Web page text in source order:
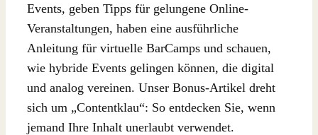
Events, geben Tipps für gelungene Online-
Veranstaltungen, haben eine ausführliche
Anleitung für virtuelle BarCamps und schauen,
wie hybride Events gelingen können, die digital
und analog vereinen. Unser Bonus-Artikel dreht
sich um „Contentklau“: So entdecken Sie, wenn
jemand Ihre Inhalt unerlaubt verwendet.